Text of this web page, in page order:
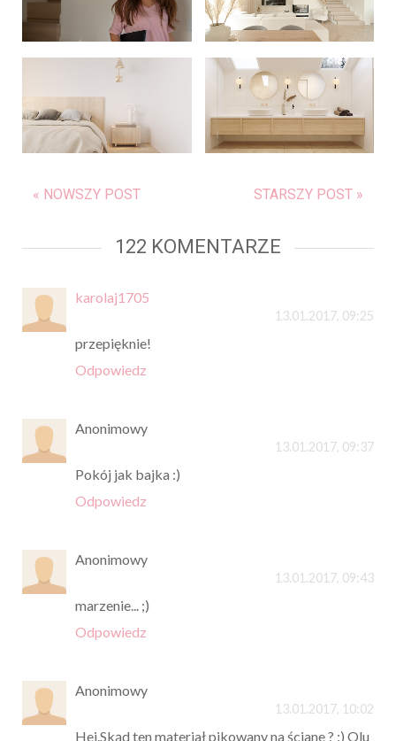
« NOWSZY POST STARSZY POST »
122 KOMENTARZE
karolaj1705
13.01.2017, 09:25
przepięknie!
Odpowiedz
Anonimowy
13.01.2017, 09:37
Pokój jak bajka :)
Odpowiedz
Anonimowy
13.01.2017, 09:43
marzenie... ;)
Odpowiedz
Anonimowy
13.01.2017, 10:02
Hej.Skąd ten materiał pikowany na ściane ? :) Olu